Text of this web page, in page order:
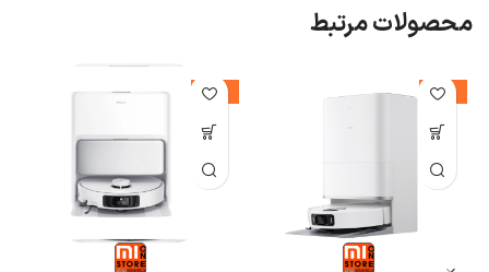
محصولات مرتبط
-14%
-21%